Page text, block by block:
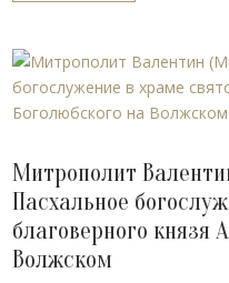
Митрополит
Пасхальное
благоверного князя
Волжском